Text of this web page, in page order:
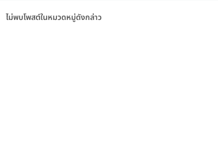
ไม่พบโพสต์ในหมวดหมู่ดังกล่าว